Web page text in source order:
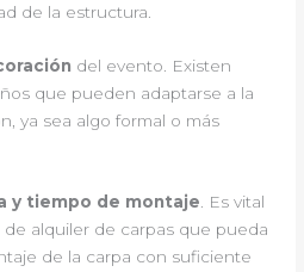
de la estructura.
del evento. Existen
que pueden adaptarse a la
ya sea algo formal o más
y tiempo de montaje . Es vital
alquiler de carpas que pueda
de la carpa con suficiente